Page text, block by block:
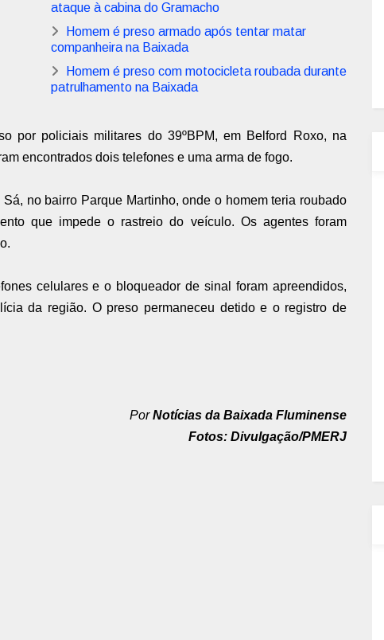
ataque à cabina do Gramacho
Homem é preso armado após tentar matar
companheira na Baixada
Homem é preso com motocicleta roubada durante
patrulhamento na Baixada
por policiais militares do 39ºBPM, em Belford Roxo, na
encontrados dois telefones e uma arma de fogo.
no bairro Parque Martinho, onde o homem teria roubado
que impede o rastreio do veículo. Os agentes foram
celulares e o bloqueador de sinal foram apreendidos,
da região. O preso permaneceu detido e o registro de
PorNotícias da Baixada Fluminense
Fotos: Divulgação/PMERJ